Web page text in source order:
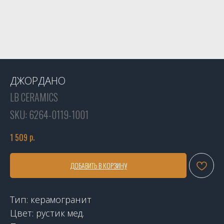
ДЖОРДАНО
LB CERAMICS
SKU: 6264-0119-1001
1 509 р.
ДОБАВИТЬ В КОРЗИНУ
Тип: керамогранит
Цвет: рустик мед.